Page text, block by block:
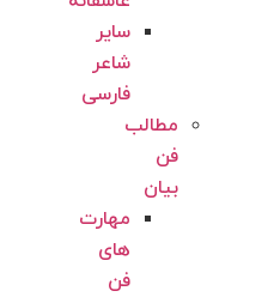
سایر
شاعر
فارسی
مطالب
فن
بیان
مهارت
های
فن